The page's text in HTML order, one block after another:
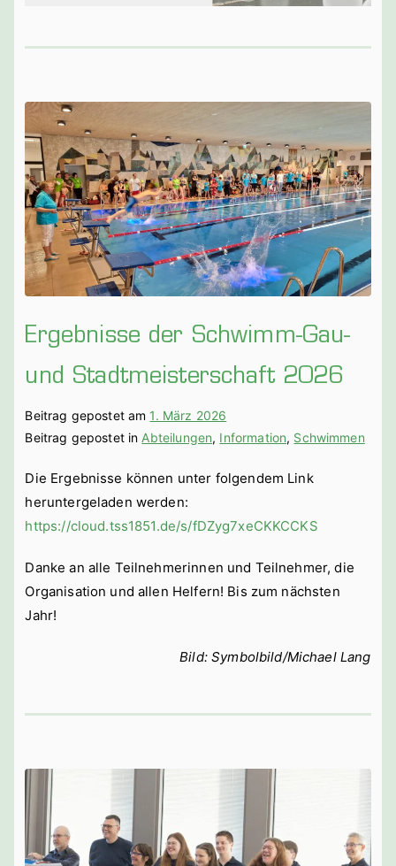
Ergebnisse der Schwimm-Gau-
und Stadtmeisterschaft 2026
Beitrag gepostet am 1. März 2026
Beitrag gepostet in Abteilungen, Information, Schwimmen
Die Ergebnisse können unter folgendem Link
heruntergeladen werden:
https://cloud.tss1851.de/s/fDZyg7xeCKKCCKS
Danke an alle Teilnehmerinnen und Teilnehmer, die
Organisation und allen Helfern! Bis zum nächsten
Jahr!
Bild: Symbolbild/Michael Lang